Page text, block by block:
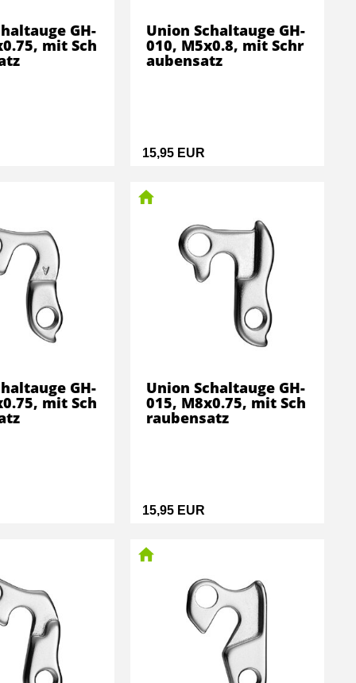
GH-
mit Sch
15,95 EUR
Union Schaltauge GH-
010, M5x0.8, mit Schr
aubensatz
GH-
mit Sch
15,95 EUR
Union Schaltauge GH-
015, M8x0.75, mit Sch
raubensatz